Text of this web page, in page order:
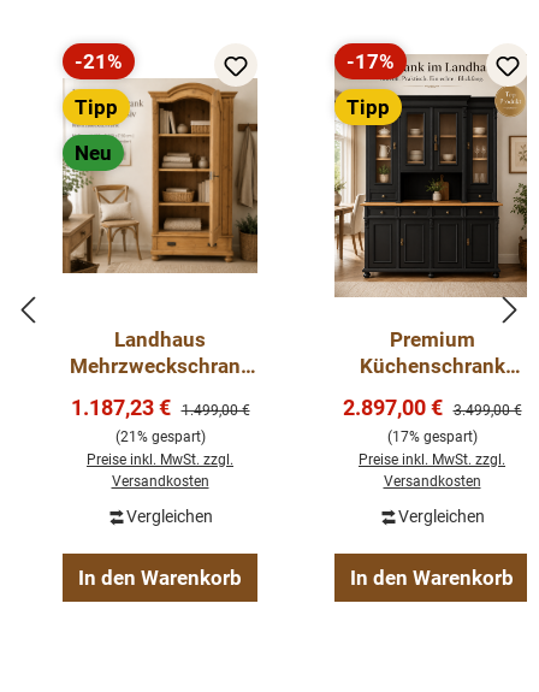
Rabatt
-21%
Tipp
Neu
Landhaus
Mehrzweckschrank
Natur gewachst –
Massivholz
Dielenschrank mit
Einlegeböden
Verkaufspreis:
1.187,23 € Regulärer Preis:
1.499,00 €
(21% gespart)
Preise inkl. MwSt. zzgl.
Versandkosten
Vergleichen
In den Warenkorb
Rabatt
-17%
Tipp
Premium
Küchenschrank
Landhaus
Massivholz mit
Türen und
Verkaufspreis:
2.897,00 € Regulärer
3.499,00 €
(17% gespart)
Preise inkl. MwSt. zzgl.
Versandkosten
Vergleichen
In den Warenkorb